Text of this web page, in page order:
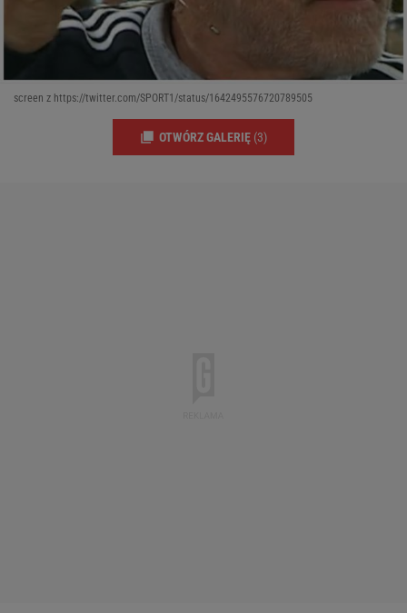
screen z https://twitter.com/SPORT1/status/1642495576720789505
OTWÓRZ GALERIĘ (3)